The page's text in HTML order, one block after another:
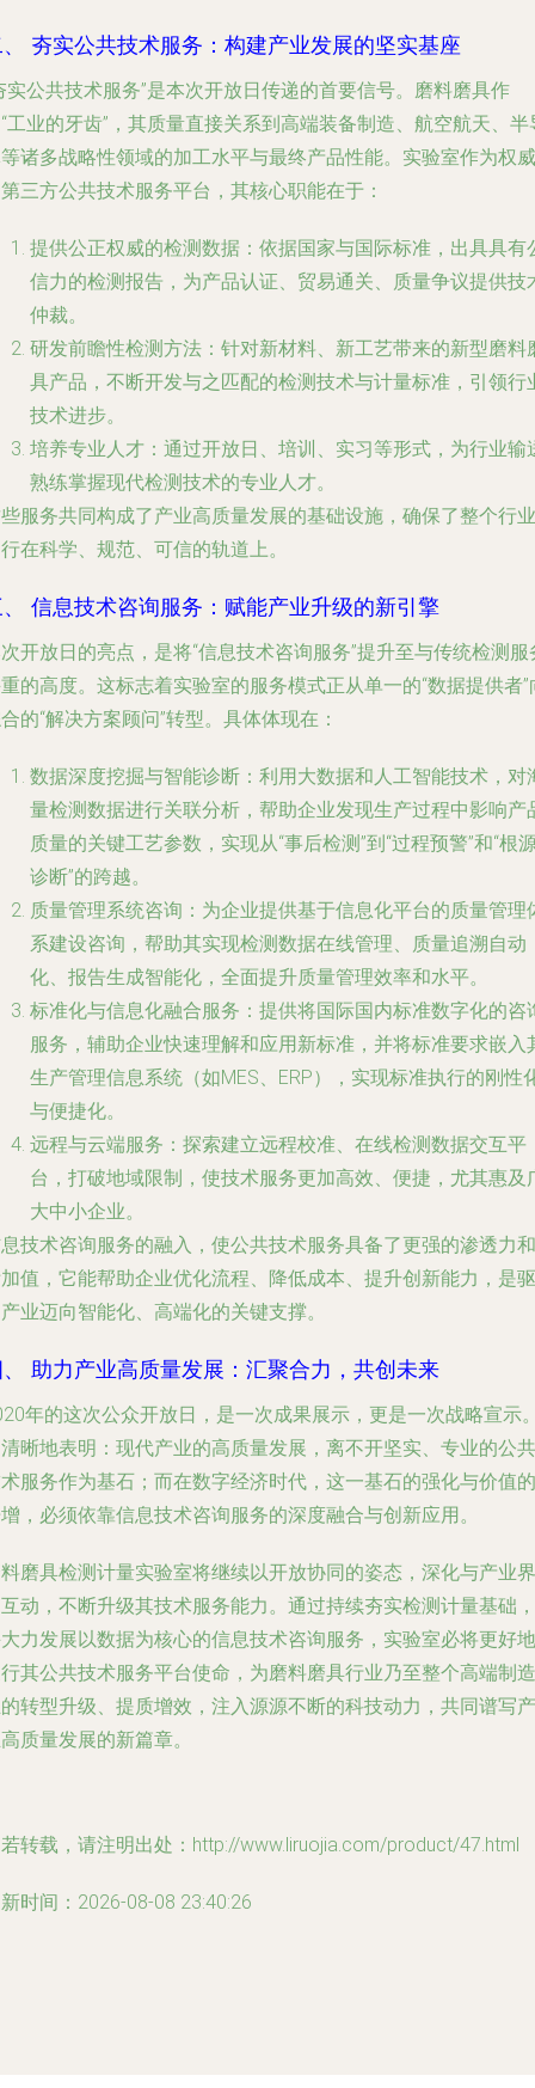
夯实公共技术服务：构建产业发展的坚实基座
实公共技术服务”是本次开放日传递的首要信号。磨料磨具作
工业的牙齿”，其质量直接关系到高端装备制造、航空航天、半
诸多战略性领域的加工水平与最终产品性能。实验室作为权威
三方公共技术服务平台，其核心职能在于：
提供公正权威的检测数据 ：依据国家与国际标准，出具具有
信力的检测报告，为产品认证、贸易通关、质量争议提供技
仲裁。
研发前瞻性检测方法 ：针对新材料、新工艺带来的新型磨料
具产品，不断开发与之匹配的检测技术与计量标准，引领行
技术进步。
培养专业人才 ：通过开放日、培训、实习等形式，为行业输
熟练掌握现代检测技术的专业人才。
服务共同构成了产业高质量发展的基础设施，确保了整个行业
在科学、规范、可信的轨道上。
信息技术咨询服务：赋能产业升级的新引擎
开放日的亮点，是将“信息技术咨询服务”提升至与传统检测服
的高度。这标志着实验室的服务模式正从单一的“数据提供者”
的“解决方案顾问”转型。具体体现在：
数据深度挖掘与智能诊断 ：利用大数据和人工智能技术，对
量检测数据进行关联分析，帮助企业发现生产过程中影响产
质量的关键工艺参数，实现从“事后检测”到“过程预警”和“根
诊断”的跨越。
质量管理系统咨询 ：为企业提供基于信息化平台的质量管理
系建设咨询，帮助其实现检测数据在线管理、质量追溯自动
化、报告生成智能化，全面提升质量管理效率和水平。
标准化与信息化融合服务 ：提供将国际国内标准数字化的咨
服务，辅助企业快速理解和应用新标准，并将标准要求嵌入
生产管理信息系统（如MES、ERP），实现标准执行的刚性
与便捷化。
远程与云端服务 ：探索建立远程校准、在线检测数据交互平
台，打破地域限制，使技术服务更加高效、便捷，尤其惠及
大中小企业。
技术咨询服务的融入，使公共技术服务具备了更强的渗透力和
值，它能帮助企业优化流程、降低成本、提升创新能力，是驱
业迈向智能化、高端化的关键支撑。
助力产业高质量发展：汇聚合力，共创未来
年的这次公众开放日，是一次成果展示，更是一次战略宣示
晰地表明：现代产业的高质量发展，离不开坚实、专业的公共
服务作为基石；而在数字经济时代，这一基石的强化与价值的
，必须依靠信息技术咨询服务的深度融合与创新应用。
磨具检测计量实验室将继续以开放协同的姿态，深化与产业界
动，不断升级其技术服务能力。通过持续夯实检测计量基础，
力发展以数据为核心的信息技术咨询服务，实验室必将更好地
其公共技术服务平台使命，为磨料磨具行业乃至整个高端制造
转型升级、提质增效，注入源源不断的科技动力，共同谱写产
质量发展的新篇章。
转载，请注明出处：http://www.liruojia.com/product/47.html
时间：2026-08-08 23:40:26